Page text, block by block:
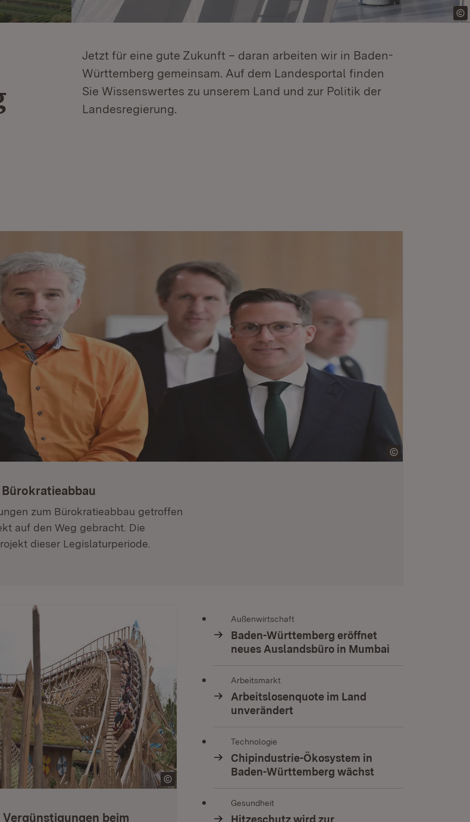
Jetzt für eine gute Zukunft – daran arbeiten wir in Baden-
Württemberg gemeinsam. Auf dem Landesportal finden
Sie Wissenswertes zu unserem Land und zur Politik der
Landesregierung.
zum Bürokratieabbau getroffen
auf den Weg gebracht. Die
dieser Legislaturperiode.
Vergünstigungen beim
Außenwirtschaft
Baden-Württemberg eröffnet
neues Auslandsbüro in Mumbai
Arbeitsmarkt
Arbeitslosenquote im Land
unverändert
Technologie
Chipindustrie-Ökosystem in
Baden-Württemberg wächst
Gesundheit
Hitzeschutz wird zur